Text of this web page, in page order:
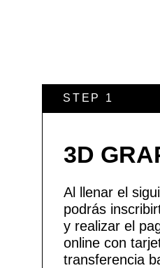
STEP 1
3D
Al llenar el
podrás
y realizar el
online con
transferencia